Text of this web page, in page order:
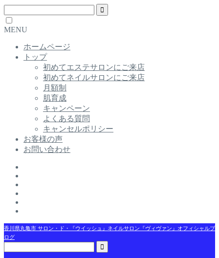
MENU
ホームページ
トップ
初めてエステサロンにご来店
初めてネイルサロンにご来店
月額制
肌育成
キャンペーン
よくある質問
キャンセルポリシー
お客様の声
お問い合わせ
香川県丸亀市 サロン・ド・『ウイッシュ』ネイルサロン『ヴィヴァン』オフィシャルブ
ログ